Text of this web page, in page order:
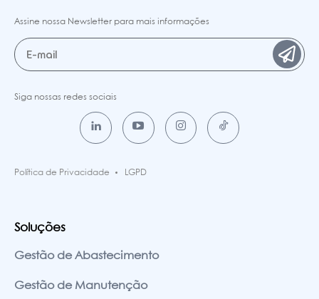
Assine nossa Newsletter para mais informações
Siga nossas redes sociais
Política de Privacidade LGPD
Soluções
Gestão de Abastecimento
Gestão de Manutenção